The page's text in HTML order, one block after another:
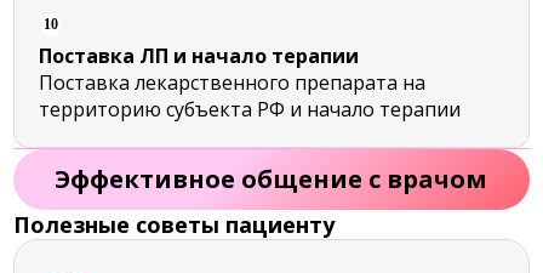
10
Поставка ЛП и начало терапии
Поставка лекарственного препарата на
территорию субъекта РФ и начало терапии
Эффективное общение с врачом
Полезные советы пациенту